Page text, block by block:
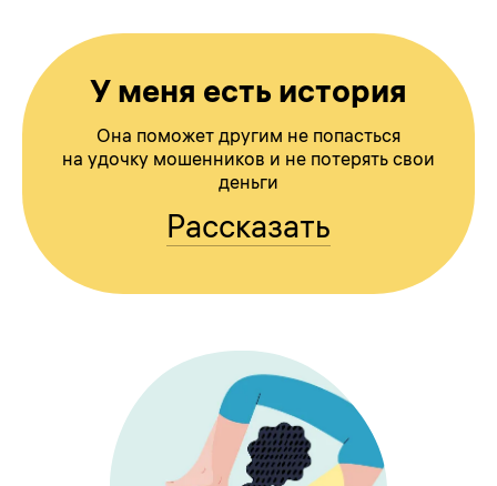
У меня есть история
Она поможет другим не попасться
на удочку мошенников и не потерять свои
деньги
Рассказать